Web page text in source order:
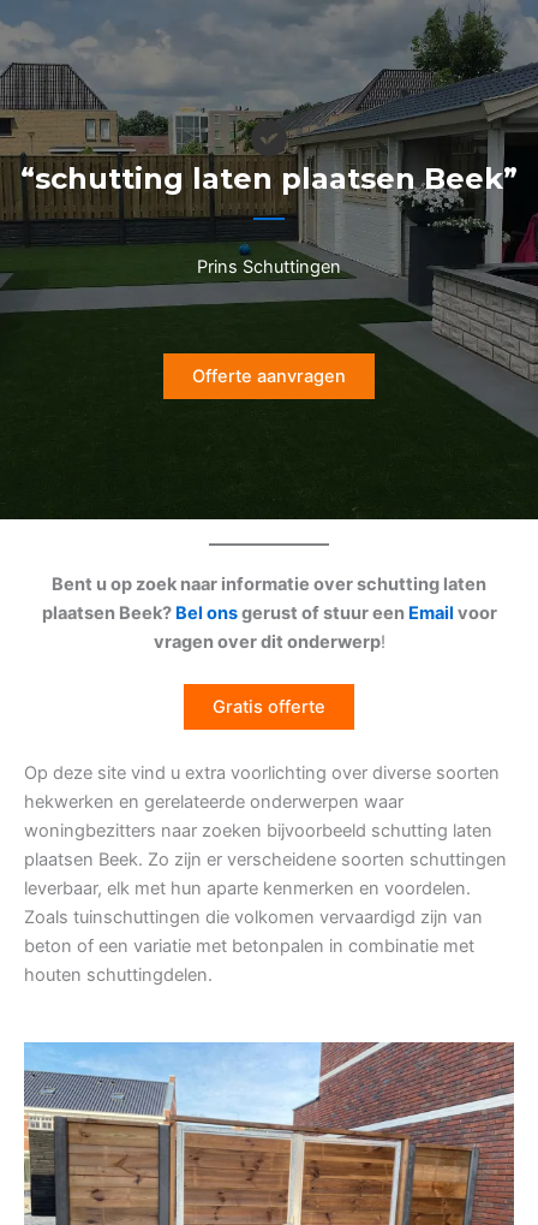
naar
de
inhoud
“schutting laten plaatsen Beek”
Prins Schuttingen
Offerte aanvragen
Bent u op zoek naar informatie over schutting laten
plaatsen Beek? Bel onsgerust of stuur een Email voor
vragen over dit onderwerp!
Gratis offerte
Op deze site vind u extra voorlichting over diverse soorten
hekwerken en gerelateerde onderwerpen waar
woningbezitters naar zoeken bijvoorbeeld schutting laten
plaatsen Beek. Zo zijn er verscheidene soorten schuttingen
leverbaar, elk met hun aparte kenmerken en voordelen.
Zoals tuinschuttingen die volkomen vervaardigd zijn van
beton of een variatie met betonpalen in combinatie met
houten schuttingdelen.